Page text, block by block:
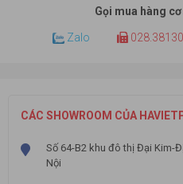
Gọi mua hàng
Zalo
CÁC SHOWROOM CỦA
Số 64-B2 khu đô thị Đại Kim-
Nội